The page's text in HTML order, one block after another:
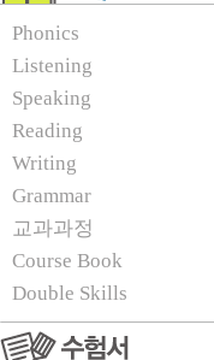
Phonics
Listening
Speaking
Reading
Writing
Grammar
교과과정
Course Book
Double Skills